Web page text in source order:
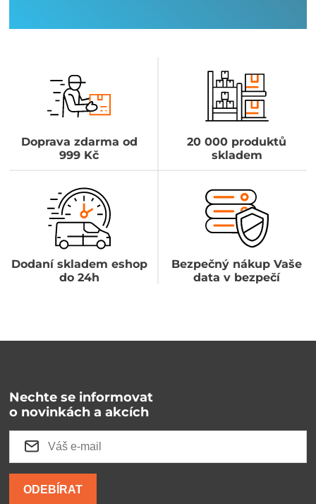
Doprava zdarma od
999 Kč
20 000 produktů
skladem
Dodaní skladem eshop
do 24h
Bezpečný nákup Vaše
data v bezpečí
Nechte se informovat
o novinkách a akcích
ODEBÍRAT